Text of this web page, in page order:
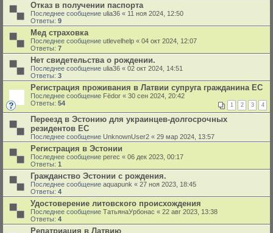
Отказ в получении паспорта
Последнее сообщение ulia36 « 11 ноя 2024, 12:50
Ответы: 9
Мед страховка
Последнее сообщение utlevelhelp « 04 окт 2024, 12:07
Ответы: 7
Нет свидетельства о рождении.
Последнее сообщение ulia36 « 02 окт 2024, 14:51
Ответы: 3
Регистрация проживания в Латвии супруга гражданина ЕС
Последнее сообщение Fёdor « 30 сен 2024, 20:42
Ответы: 54 1 2 3 4
Переезд в Эстонию для украинцев-долгосрочных
резидентов ЕС
Последнее сообщение UnknownUser2 « 29 мар 2024, 13:57
Регистрация в Эстонии
Последнее сообщение perec « 06 дек 2023, 00:17
Ответы: 1
Гражданство Эстонии с рождения.
Последнее сообщение aquapunk « 27 ноя 2023, 18:45
Ответы: 4
Удостоверение литовского происхождения
Последнее сообщение ТатьянаУрбонас « 22 авг 2023, 13:38
Ответы: 4
Репатриация в Латвию